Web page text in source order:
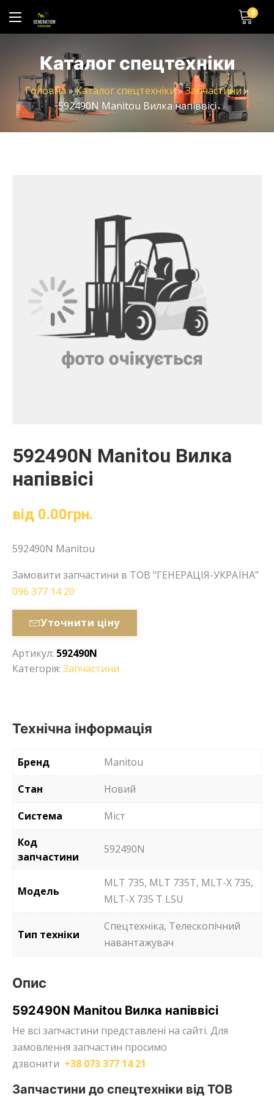
0
Каталог спецтехніки
Головна»Каталог спецтехніки»Запчастини»
592490N Manitou Вилка напіввісі
592490N Manitou Вилка
напіввісі
від 0.00грн.
592490N Manitou
Замовити запчастини в ТОВ “ГЕНЕРАЦІЯ-УКРАЇНА”
096 377 14 20
Уточнити ціну
Артикул: 592490N
Категорія: Запчастини
Технічна інформація
Бренд
Manitou
Стан
Новий
Система
Міст
Код
запчастини
592490N
Модель
MLT 735, MLT 735T, MLT-X 735,
MLT-X 735 T LSU
Тип техніки
Спецтехніка, Телескопічний
навантажувач
Опис
592490N Manitou Вилка напіввісі
Не всі запчастини представлені на сайті. Для
замовлення запчастин просимо
дзвонити +38 073 377 14 21
Запчастини до спецтехніки від ТОВ